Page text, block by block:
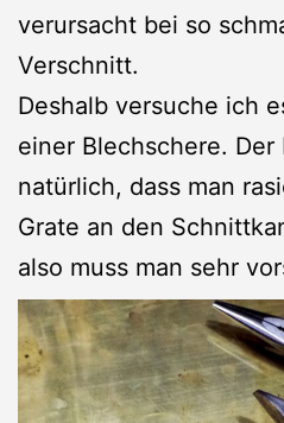
verursacht bei so
Verschnitt.
Deshalb versuche ich
einer Blechschere.
natürlich, dass man
Grate an den
also muss man sehr